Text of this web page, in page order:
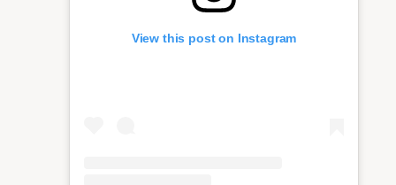
View this post on Instagram